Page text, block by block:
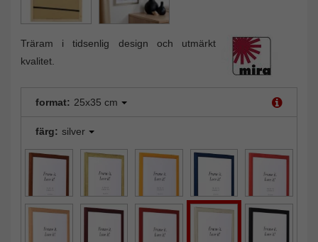
Träram i tidsenlig design och utmärkt
kvalitet.
format: 25x35 cm
färg: silver